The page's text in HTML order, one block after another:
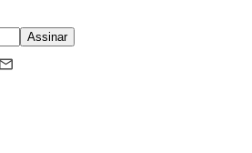
Assinar